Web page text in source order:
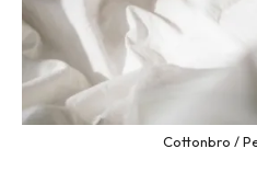
Cottonbro /